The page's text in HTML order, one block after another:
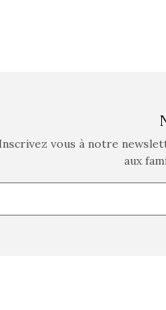
vous à notre
aux